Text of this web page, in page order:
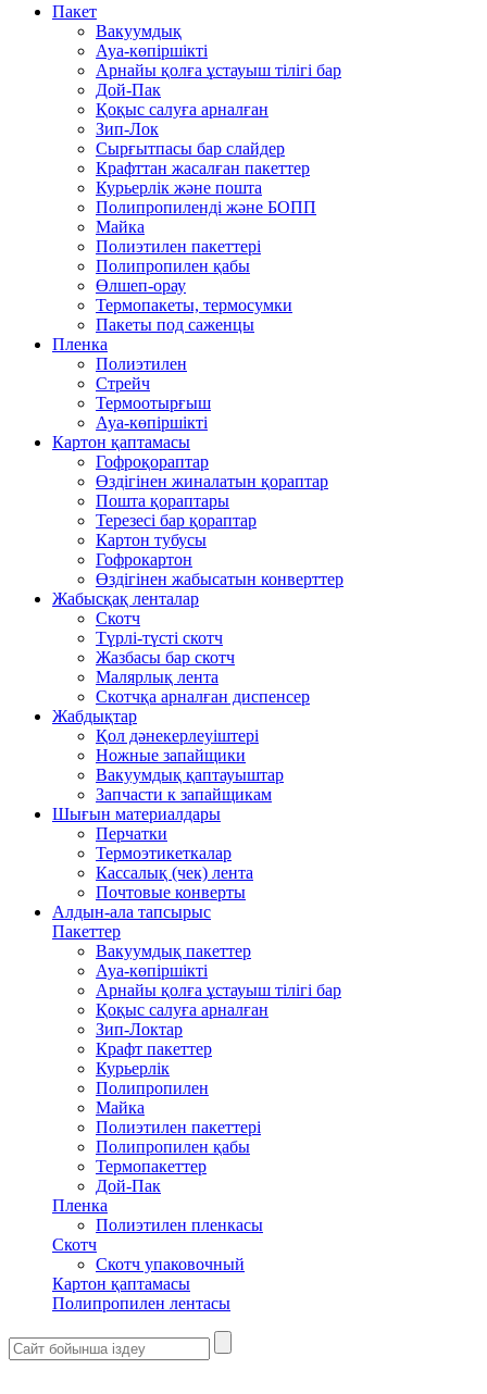
Пакет
Вакуумдық
Ауа-көпіршікті
Арнайы қолға ұстауыш тілігі бар
Дой-Пак
Қоқыс салуға арналған
Зип-Лок
Сырғытпасы бар слайдер
Крафттан жасалған пакеттер
Курьерлік және пошта
Полипропиленді және БОПП
Майка
Полиэтилен пакеттері
Полипропилен қабы
Өлшеп-орау
Термопакеты, термосумки
Пакеты под саженцы
Пленка
Полиэтилен
Стрейч
Термоотырғыш
Ауа-көпіршікті
Картон қаптамасы
Гофроқораптар
Өздігінен жиналатын қораптар
Пошта қораптары
Терезесі бар қораптар
Картон тубусы
Гофрокартон
Өздігінен жабысатын конверттер
Жабысқақ ленталар
Скотч
Түрлі-түсті скотч
Жазбасы бар скотч
Малярлық лента
Скотчқа арналған диспенсер
Жабдықтар
Қол дәнекерлеуіштері
Ножные запайщики
Вакуумдық қаптауыштар
Запчасти к запайщикам
Шығын материалдары
Перчатки
Термоэтикеткалар
Кассалық (чек) лента
Почтовые конверты
Алдын-ала тапсырыс
Пакеттер
Вакуумдық пакеттер
Ауа-көпіршікті
Арнайы қолға ұстауыш тілігі бар
Қоқыс салуға арналған
Зип-Локтар
Крафт пакеттер
Курьерлік
Полипропилен
Майка
Полиэтилен пакеттері
Полипропилен қабы
Термопакеттер
Дой-Пак
Пленка
Полиэтилен пленкасы
Скотч
Скотч упаковочный
Картон қаптамасы
Полипропилен лентасы